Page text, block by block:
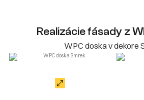
Realizácie fásady z
WPC doska v dekore